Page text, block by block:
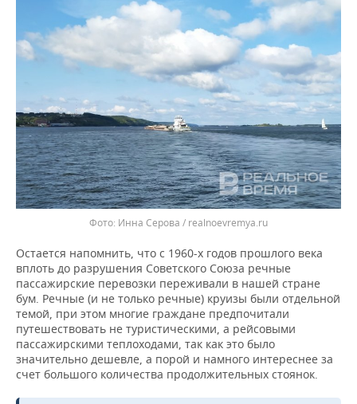
Инна Серова / realnoevremya.ru
Остается напомнить, что с 1960-х годов прошлого века
вплоть до разрушения Советского Союза речные
пассажирские перевозки переживали в нашей стране
бум. Речные (и не только речные) круизы были отдельной
темой, при этом многие граждане предпочитали
путешествовать не туристическими, а рейсовыми
пассажирскими теплоходами, так как это было
значительно дешевле, а порой и намного интереснее за
счет большого количества продолжительных стоянок.